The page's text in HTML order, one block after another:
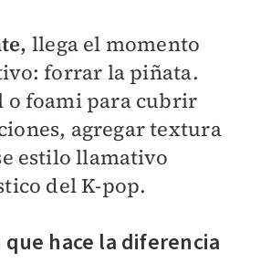
llega el momento
forrar la piñata.
o foami para cubrir
agregar textura
estilo llamativo
del K-pop.
hace la diferencia